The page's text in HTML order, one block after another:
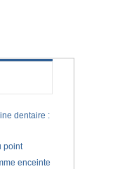
dentaire :
point
enceinte